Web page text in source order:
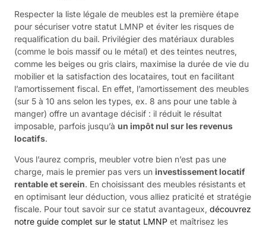
Respecter la liste légale de meubles est la première étape
pour sécuriser votre statut LMNP et éviter les risques de
requalification du bail. Privilégier des matériaux durables
(comme le bois massif ou le métal) et des teintes neutres,
comme les beiges ou gris clairs, maximise la durée de vie du
mobilier et la satisfaction des locataires, tout en facilitant
l’amortissement fiscal. En effet, l’amortissement des meubles
(sur 5 à 10 ans selon les types, ex. 8 ans pour une table à
manger) offre un avantage décisif : il réduit le résultat
imposable, parfois jusqu’à un impôt nul sur les revenus
locatifs.
Vous l’aurez compris, meubler votre bien n’est pas une
charge, mais le premier pas vers un investissement locatif
rentable et serein. En choisissant des meubles résistants et
en optimisant leur déduction, vous alliez praticité et stratégie
fiscale. Pour tout savoir sur ce statut avantageux, découvrez
notre guide complet sur le statut LMNP et maîtrisez les